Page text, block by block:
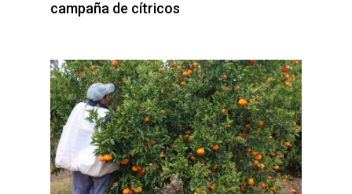
campaña de cítricos